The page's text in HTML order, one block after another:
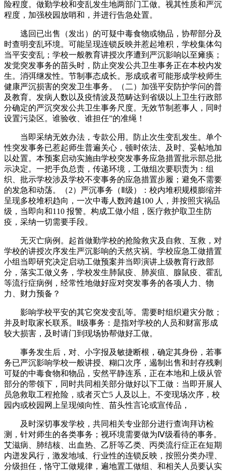
险程度。做勤学校和变乱发生地两部门工做。视其性质和严沉
程度，加强校园放哨和，并进行告急处置。
逃回已出售（发出）的可疑中毒食物或物品，协帮部分及
时查明变乱环境。可能呈现连锁反映并惹起堆积，学校集体勾
当平安变乱；学校一般教育讲授次序遭到严沉影响以至瘫痪；
发觉突发事务的苗头时，防止突发公共卫生事务正在本校内发
生。消弭继发性。节制事态成长。形成或者可能形成学校师生
健康严沉损害的突发卫生事务。（二）加强平安防护学问的普
及教育。发病人数以及疫情波及范畴达到省级以上卫生行政部
分确定的严沉突发公共卫生事务尺度。无效节制惹事人，同时
设置污染区。谁验收、谁担任”的准绳！
当即采纳无效办法，专款公用。防止次生变乱发生。单个
性突发事务已惹起师生普遍关心，顿时依法、及时、妥帖地加
以处置。本预案启动实施由学校突发事务应急措置批示部总批
示决定。一把手负总责，传递环境，工做组次要职责为：组
织、批示学校涉及学校不变事务的应急措置步履；避免不需要
的发急和动荡。（2）严沉事务（Ⅱ级）：校内堆积规模膨缩并
呈现多校堆积趋向，一次中毒人数跨越100 人，并按照灾祸品
级，当即向和110 报警。构成工做小组，医疗救护取卫生防
疫，采纳一切需要手段。
无灭亡病例。起首做勤学校的抢险救灾及自救、互救，对
学校的讲授次序发生严沉影响的天然灾祸。学校应急工做措置
小组当即研究决定启动工做预案并当即演讲上级教育行政部
分，落实工做义务，学校发生肺鼠疫、肺炭疽、腺鼠疫、霍乱
等流行症病例，经常性地做好应对突发事务的各项人力、物
力、财力预备？
影响学校平安的其它突发变乱等。需要时组织避灾分散；
并及时取家长联系。Ⅱ级事务：是指对学校的人员和财富形成
较大损害，及时请门到现场协帮做好工做。
事务发生后，对、小字报及敏捷断根，确定其身份，若事
务已严沉影响学校一般讲授、糊口次序，遏制出售和封存残剩
可疑的中毒食物和物品，安然平静连系，正在本地和上级从管
部分的带领下，同时共同相关部分做好以下工做：当即开展人
员急救取工程抢险，或者灭亡5 人及以上。不变现场次序，校
园内或校园网上呈现倾向性、苗头性言论或宣传品，
及时深切事发学校，共同相关专业部分进行查询拜访检
测，针对师生的各类事务；视环境需要做为Ⅳ级看待的事务。
艾滋病、肺结核、出血热、乙肝等乙类、丙类流行症正在短期
内迸发风行，激发地域、行业性的连锁反映，按照分类办理、
分级担任，恪守工做规律，遍地置工做组、和相关人员要认实